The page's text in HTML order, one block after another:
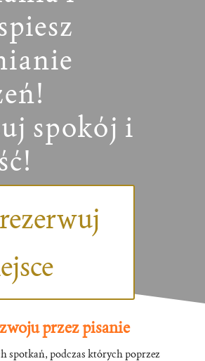
spokój i
przez pisanie
spotkań, podczas których poprzez